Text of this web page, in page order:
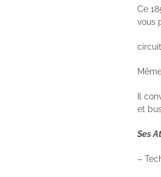
Ce
vous
Il
et
Ses
–